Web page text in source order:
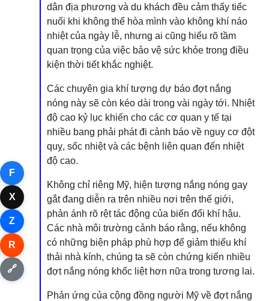
dân địa phương và du khách đều cảm thấy tiếc
nuối khi không thể hòa mình vào không khí náo
nhiệt của ngày lễ, nhưng ai cũng hiểu rõ tầm
quan trọng của việc bảo vệ sức khỏe trong điều
kiện thời tiết khắc nghiệt.
Các chuyên gia khí tượng dự báo đợt nắng
nóng này sẽ còn kéo dài trong vài ngày tới. Nhiệt
độ cao kỷ lục khiến cho các cơ quan y tế tại
nhiều bang phải phát đi cảnh báo về nguy cơ đột
quỵ, sốc nhiệt và các bệnh liên quan đến nhiệt
độ cao.
Không chỉ riêng Mỹ, hiện tượng nắng nóng gay
gắt đang diễn ra trên nhiều nơi trên thế giới,
phản ánh rõ rệt tác động của biến đổi khí hậu.
Các nhà môi trường cảnh báo rằng, nếu không
có những biện pháp phù hợp để giảm thiểu khí
thải nhà kính, chúng ta sẽ còn chứng kiến nhiều
đợt nắng nóng khốc liệt hơn nữa trong tương lai.
Phản ứng của cộng đồng người Mỹ về đợt nắng
F
X
Z
R
🔗